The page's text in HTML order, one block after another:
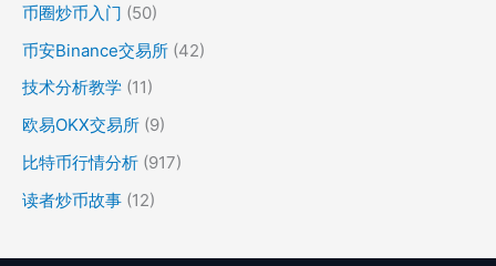
币圈炒币入门 (50)
币安Binance交易所 (42)
技术分析教学 (11)
欧易OKX交易所 (9)
比特币行情分析 (917)
读者炒币故事 (12)